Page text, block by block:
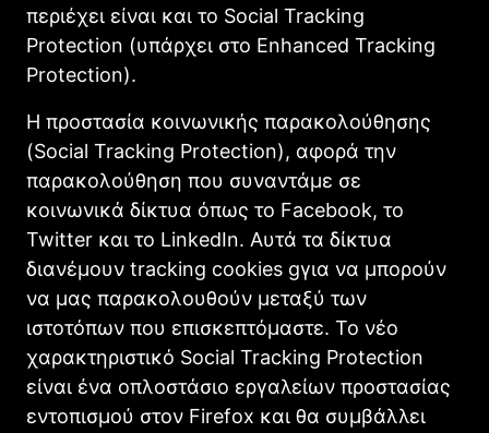
περιέχει είναι και το Social Tracking
Protection (υπάρχει στο Enhanced Tracking
Protection).
Η προστασία κοινωνικής παρακολούθησης
(Social Tracking Protection), αφορά την
παρακολούθηση που συναντάμε σε
κοινωνικά δίκτυα όπως το Facebook, το
Twitter και το LinkedIn. Αυτά τα δίκτυα
διανέμουν tracking cookies gγια να μπορούν
να μας παρακολουθούν μεταξύ των
ιστοτόπων που επισκεπτόμαστε. Το νέο
χαρακτηριστικό Social Tracking Protection
είναι ένα οπλοστάσιο εργαλείων προστασίας
εντοπισμού στον Firefox και θα συμβάλλει